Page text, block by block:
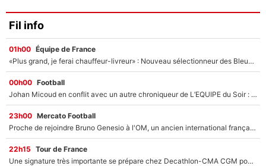
Fil info
01h00 Équipe de France
«Plus grand, je ferai chauffeur-livreur» : Nouveau sélectionneur des Bleus, Zinédine Zidane s’était imaginé un avenir très différent lorsqu'il était enfant
00h00 Football
Johan Micoud en conflit avec un autre chroniqueur de L’EQUIPE du Soir : «Pendant un moment, je ne les ai pas remis ensemble dans l'émission»
23h00 Mercato Football
Proche de rejoindre Bruno Genesio à l'OM, un ancien international français va finalement débarquer... sur RMC !
22h15 Tour de France
Une signature très importante se prépare chez Decathlon-CMA CGM pour aider Paul Seixas à gagner le Tour de France 2027